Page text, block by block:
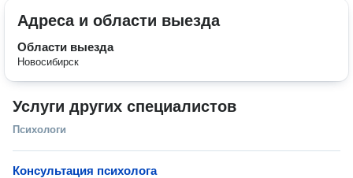
Адреса и области выезда
Области выезда
Новосибирск
Услуги других специалистов
Психологи
Консультация психолога